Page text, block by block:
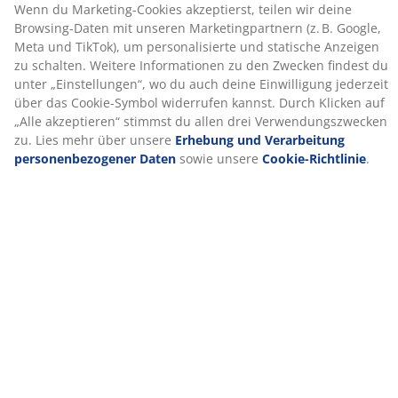
(181)
Lieferung
akzeptieren“ stimmst du allen drei
Verwendungszwecken zu. Lies mehr über unsere
Erhebung und Verarbeitung personenbezogener
Datensowie unsere Cookie-Richtlinie.